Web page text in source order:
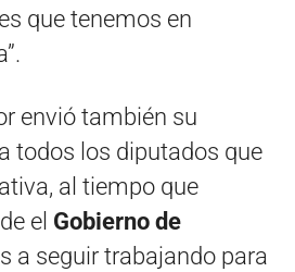
que tenemos en
envió también su
todos los diputados que
al tiempo que
el Gobierno de
a seguir trabajando para